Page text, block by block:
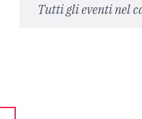
Tutti gli eventi nel